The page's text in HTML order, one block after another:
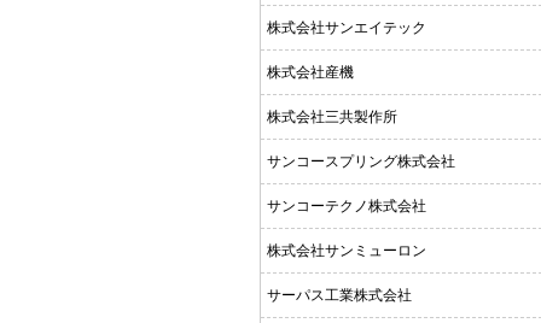
株式会社サンエイテック
株式会社産機
株式会社三共製作所
サンコースプリング株式会社
サンコーテクノ株式会社
株式会社サンミューロン
サーパス工業株式会社